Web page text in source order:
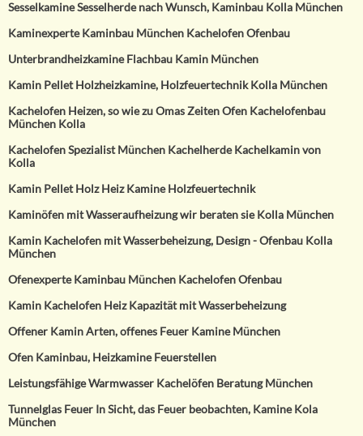
Sesselkamine Sesselherde nach Wunsch, Kaminbau Kolla München
Kaminexperte Kaminbau München Kachelofen Ofenbau
Unterbrandheizkamine Flachbau Kamin München
Kamin Pellet Holzheizkamine, Holzfeuertechnik Kolla München
Kachelofen Heizen, so wie zu Omas Zeiten Ofen Kachelofenbau
München Kolla
Kachelofen Spezialist München Kachelherde Kachelkamin von
Kolla
Kamin Pellet Holz Heiz Kamine Holzfeuertechnik
Kaminöfen mit Wasseraufheizung wir beraten sie Kolla München
Kamin Kachelofen mit Wasserbeheizung, Design - Ofenbau Kolla
München
Ofenexperte Kaminbau München Kachelofen Ofenbau
Kamin Kachelofen Heiz Kapazität mit Wasserbeheizung
Offener Kamin Arten, offenes Feuer Kamine München
Ofen Kaminbau, Heizkamine Feuerstellen
Leistungsfähige Warmwasser Kachelöfen Beratung München
Tunnelglas Feuer In Sicht, das Feuer beobachten, Kamine Kola
München